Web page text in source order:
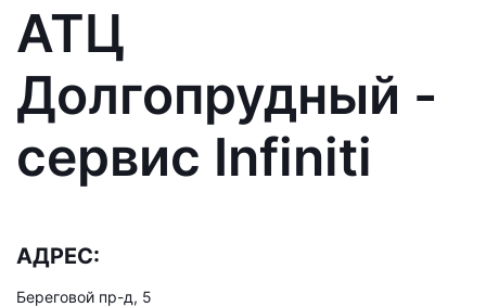
АТЦ
Долгопрудный -
сервис Infiniti
АДРЕС:
Береговой пр-д, 5